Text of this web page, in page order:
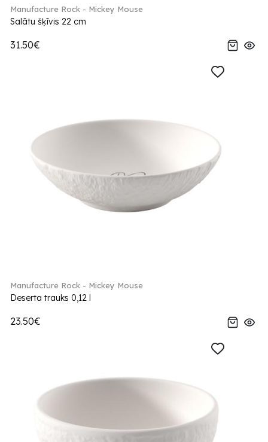
Manufacture Rock - Mickey Mouse
Salātu šķīvis 22 cm
31.50€
Manufacture Rock - Mickey Mouse
Deserta trauks 0,12 l
23.50€